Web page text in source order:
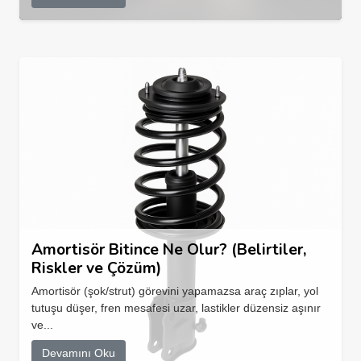
Amortisör Bitince Ne Olur? (Belirtiler,
Riskler ve Çözüm)
Amortisör (şok/strut) görevini yapamazsa araç zıplar, yol
tutuşu düşer, fren mesafesi uzar, lastikler düzensiz aşınır
ve...
Devamını Oku